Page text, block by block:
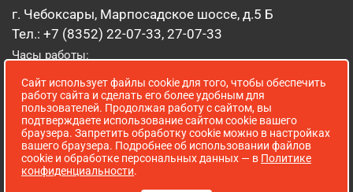
г. Чебоксары, Марпосадское шоссе, д.5 Б
Тел.: +7 (8352) 22-07-33, 27-07-33
Часы работы:
Суббота, Воскресенье: с 8:00 до 16:00
г. Йошкар-Ола, ул. Луначарского, д. 52 А
Тел.: (8362) 41-07-31
Часы работы:
Понедельник – Пятница: с 8:00 до 18:00
Сайт использует файлы cookie для того, чтобы обеспечить
работу сайта и сделать его более удобным для
пользователей. Продолжая работу с сайтом, вы
подтверждаете использование сайтом cookie вашего
браузера. Запретить обработку cookie можно в настройках
вашего браузера. Подробнее об использовании файлов
cookie и обработке персональных данных — в Политике
конфиденциальности.